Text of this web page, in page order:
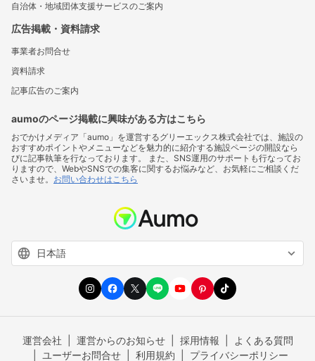
自治体・地域団体支援サービスのご案内
広告掲載・資料請求
事業者お問合せ
資料請求
記事広告のご案内
aumoのページ掲載に興味がある方はこちら
おでかけメディア「aumo」を運営するグリーエックス株式会社では、施設の
おすすめポイントやメニューなどを魅力的に紹介する施設ページの開設なら
びに記事執筆を行なっております。 また、SNS運用のサポートも行なってお
りますので、WebやSNSでの集客に関するお悩みなど、お気軽にご相談くだ
さいませ。 お問い合わせはこちら
運営会社 運営からのお知らせ 採用情報
よくある質問
ユーザーお問合せ
利用規約 プライバシーポリシー